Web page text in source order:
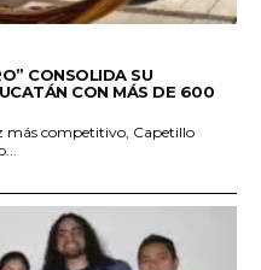
CONSOLIDA SU
CON MÁS DE 600
más competitivo, Capetillo